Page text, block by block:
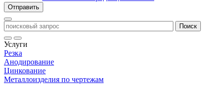
Услуги
Резка
Анодирование
Цинкование
Металлоизделия по чертежам